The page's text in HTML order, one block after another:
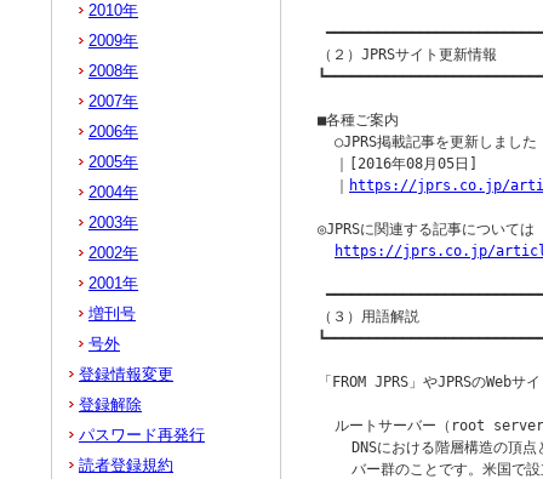
（２）JPRSサイト更新情報
■各種ご案内
  ○JPRS掲載記事を更新しました
  ｜[2016年08月05日]
https://jprs.co.jp/
◎JPRSに関連する記事について
https://jprs.co.jp/
（３）用語解説
「FROM JPRS」やJPRSのWeb
ルートサーバー（root
DNSにおける階層構造の頂点
バー群のことです。米国で
2010年
2009年
2008年
2007年
2006年
2005年
2004年
2003年
2002年
2001年
増刊号
号外
登録情報変更
登録解除
パスワード再発行
読者登録規約